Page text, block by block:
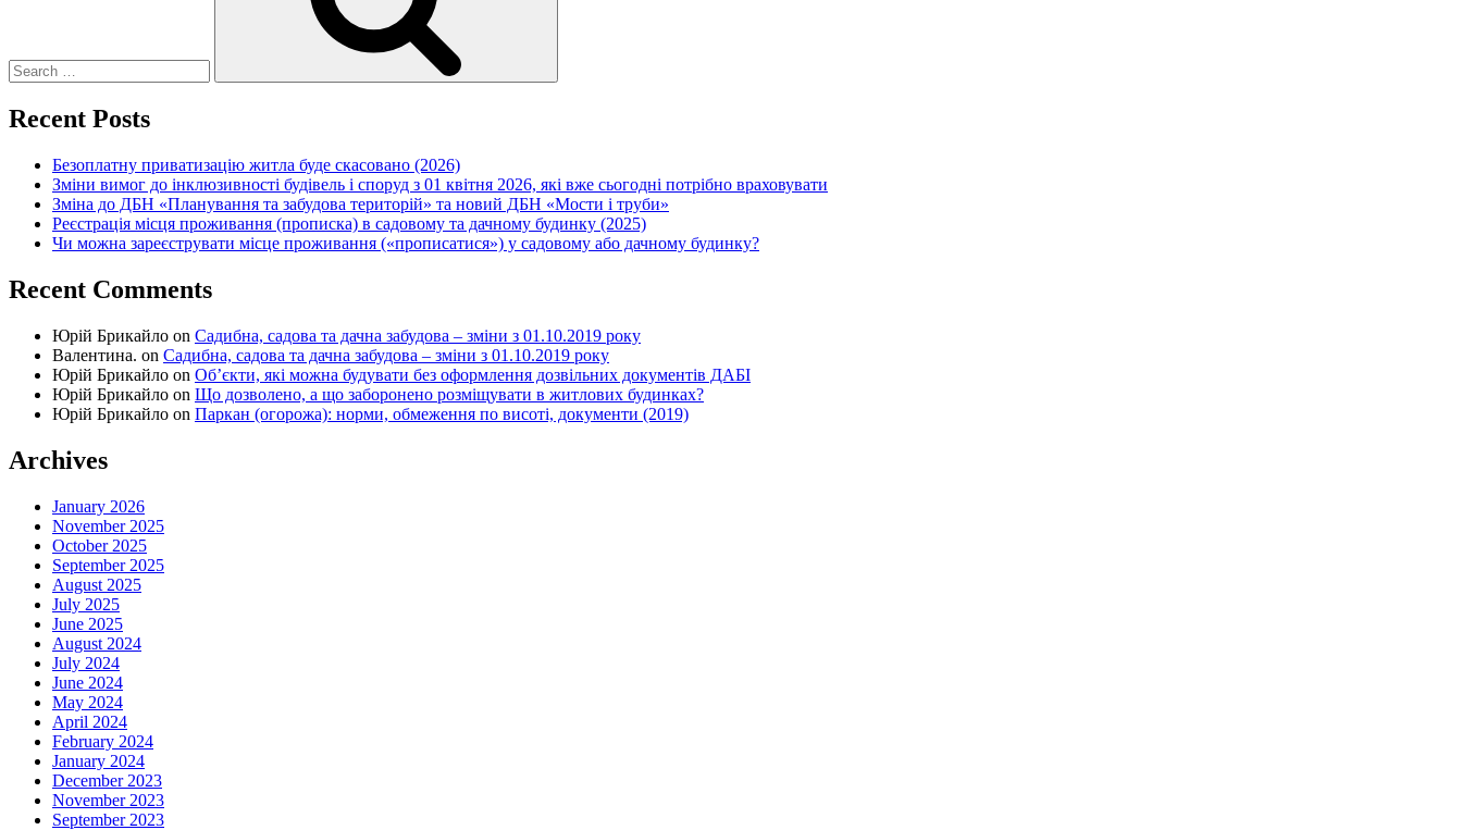
Recent Posts
Безоплатну приватизацію житла буде скасовано (2026)
Зміни вимог до інклюзивності будівель і споруд з 01 квітня 2026, які вже сьогодні потрібно враховувати
Зміна до ДБН «Планування та забудова територій» та новий ДБН «Мости і труби»
Реєстрація місця проживання (прописка) в садовому та дачному будинку (2025)
Чи можна зареєструвати місце проживання («прописатися») у садовому або дачному будинку?
Recent Comments
Юрій Брикайло on Садибна, садова та дачна забудова – зміни з 01.10.2019 року
Валентина. on Садибна, садова та дачна забудова – зміни з 01.10.2019 року
Юрій Брикайло on Об’єкти, які можна будувати без оформлення дозвільних документів ДАБІ
Юрій Брикайло on Що дозволено, а що заборонено розміщувати в житлових будинках?
Юрій Брикайло on Паркан (огорожа): норми, обмеження по висоті, документи (2019)
Archives
January 2026
November 2025
October 2025
September 2025
August 2025
July 2025
June 2025
August 2024
July 2024
June 2024
May 2024
April 2024
February 2024
January 2024
December 2023
November 2023
September 2023